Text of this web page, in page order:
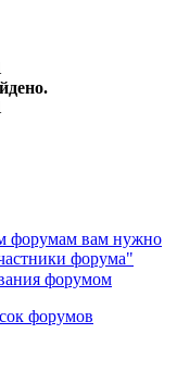
форумам вам нужно
форума"
форумом
форумов